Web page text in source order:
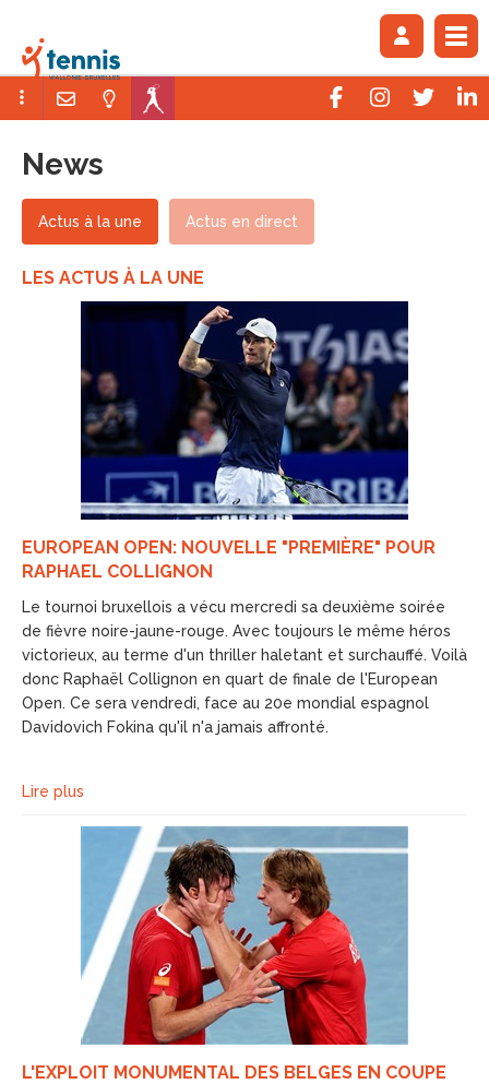
News
Actus à la une Actus en direct
LES ACTUS À LA UNE
EUROPEAN OPEN: NOUVELLE "PREMIÈRE" POUR
RAPHAEL COLLIGNON
Le tournoi bruxellois a vécu mercredi sa deuxième soirée
de fièvre noire-jaune-rouge. Avec toujours le même héros
victorieux, au terme d'un thriller haletant et surchauffé. Voilà
donc Raphaël Collignon en quart de finale de l'European
Open. Ce sera vendredi, face au 20e mondial espagnol
Davidovich Fokina qu'il n'a jamais affronté.
Lire plus
L'EXPLOIT MONUMENTAL DES BELGES EN COUPE